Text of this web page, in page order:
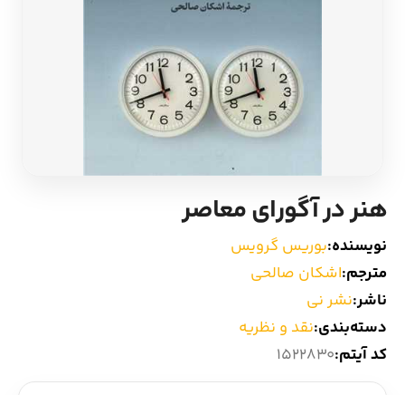
سایر کشورهای اروپا
داستان کوتاه
ادبیات
هنر در آگورای معاصر
نویسنده:بوریس گرویس
مترجم:اشکان صالحی
ناشر:نشر نی
دسته‌بندی:نقد و نظریه
کد آیتم:1522830